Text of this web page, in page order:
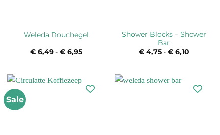
Weleda Douchegel
€ 6,49 - € 6,95
Shower Blocks – Shower
Bar
€4,75 - €6,10
Sale